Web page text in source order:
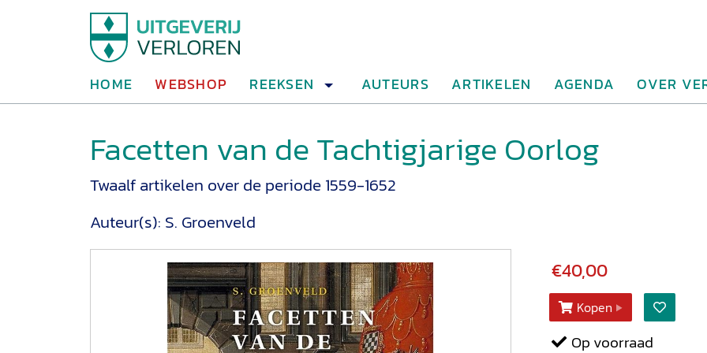
HOME WEBSHOP REEKSEN AUTEURS ARTIKELEN AGENDA OVER
Facetten van de Tachtigjarige Oorlog
Twaalf artikelen over de periode 1559-1652
Auteur(s): S. Groenveld
€40,00
Kopen
Op voorraad